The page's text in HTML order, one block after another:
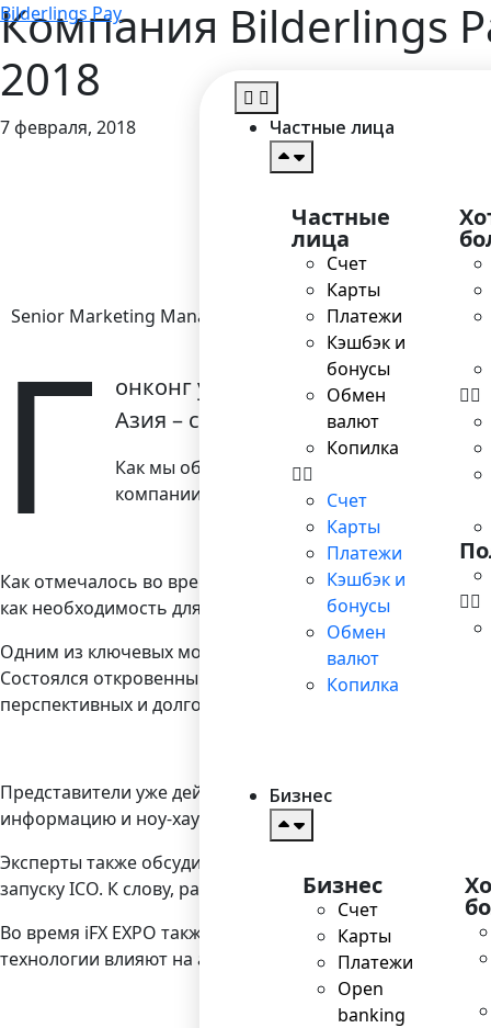
Bilderlings Pay
Частные лица
Частные
лица
Счет
Карты
Платежи
Кэшбэк и
бонусы
Обмен
валют
Копилка
Счет
Карты
Платежи
Кэшбэк и
бонусы
Обмен
валют
Копилка
Бизнес
Бизнес
Счет
Карты
Платежи
Open
banking
Компания Bilderlings
2018
7 февраля, 2018
Senior Marketing Manager
Г
онконг уже давно является
Азия – самый густонаселенный
Как мы обещали ранее, рассказываем,
компании Bilderlings Pay.
Как отмечалось во время двухдневной конференции,
как необходимость для роста и исследуют новейшие
Одним из ключевых моментов iFX EXPO стали
Состоялся откровенный разговор инвестиционных
перспективных и долгосрочных отношений.
Представители уже действующих компаний и люди,
информацию и ноу-хау о нормативных требованиях,
Эксперты также обсудили новые реалии ICO в Азии.
запуску ICO. К слову, ранее в блоге Bilderlings Pay
Во время iFX EXPO также обсуждалось, чем торговая
технологии влияют на азиатский рынок.